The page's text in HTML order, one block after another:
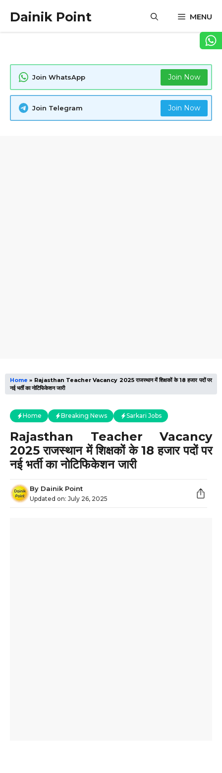
Dainik Point MENU
Join WhatsApp Join Now
Join Telegram Join Now
Home » Rajasthan Teacher Vacancy 2025 राजस्थान में शिक्षकों के 18 हजार पदों पर
नई भर्ती का नोटिफिकेशन जारी
Home Breaking News Sarkari Jobs
Rajasthan Teacher Vacancy
2025 राजस्थान में शिक्षकों के 18 हजार पदों पर
नई भर्ती का नोटिफिकेशन जारी
By Dainik Point
Updated on: July 26, 2025